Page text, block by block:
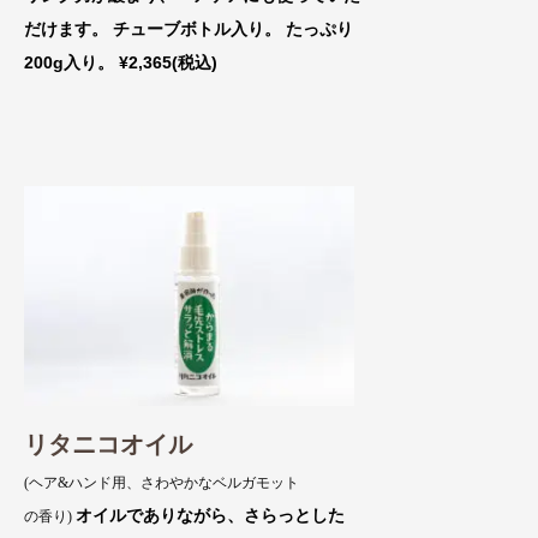
だけます。 チューブボトル入り。 たっぷり
200g入り。 ¥2,365(税込)
リタニコオイル
(ヘア&ハンド用、さわやかなベルガモット
の香り) オイルでありながら、さらっとした